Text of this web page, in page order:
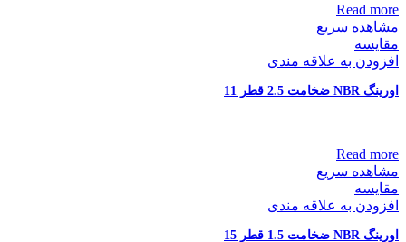
Read more
مشاهده سریع
مقایسه
افزودن به علاقه مندی
اورینگ NBR ضخامت 2.5 قطر 11
Read more
مشاهده سریع
مقایسه
افزودن به علاقه مندی
اورینگ NBR ضخامت 1.5 قطر 15